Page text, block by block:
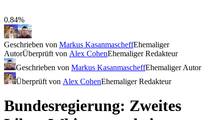
0.84%
Geschrieben von Markus KasanmascheffEhemaliger
AutorÜberprüft von Alex CohenEhemaliger Redakteur
Geschrieben von Markus KasanmascheffEhemaliger Autor
Überprüft von Alex CohenEhemaliger Redakteur
Bundesregierung: Zweites